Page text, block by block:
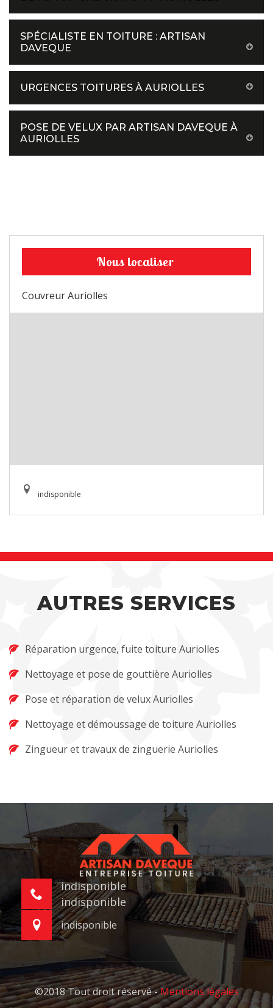
SPÉCIALISTE EN TOITURE : ARTISAN
DAVEQUE
URGENCES TOITURES À AURIOLLES
POSE DE VELUX PAR ARTISAN DAVEQUE À
AURIOLLES
Nous localiser
Couvreur Auriolles
indisponible
AUTRES SERVICES
Réparation urgence, fuite toiture Auriolles
Nettoyage et pose de gouttière Auriolles
Pose et réparation de velux Auriolles
Nettoyage et démoussage de toiture Auriolles
Zingueur et travaux de zinguerie Auriolles
indisponible
indisponible
indisponible
©2018 Tout droit réservé -Mentions légales